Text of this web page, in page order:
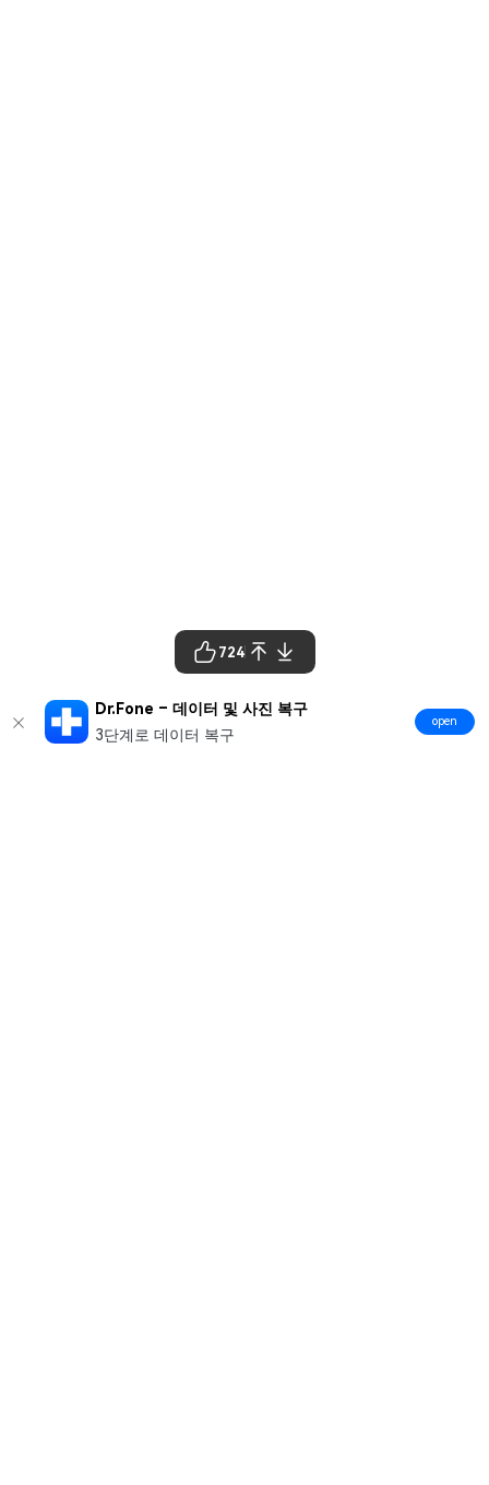
724
Dr.Fone – 데이터 및 사진 복구
3단계로 데이터 복구
open